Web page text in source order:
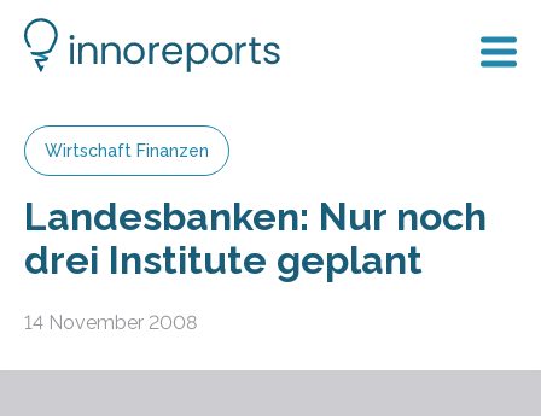
Wirtschaft Finanzen
Landesbanken: Nur noch
drei Institute geplant
14 November 2008